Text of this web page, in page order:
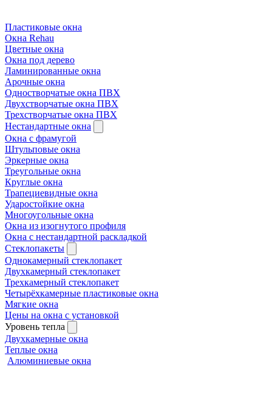
Пластиковые окна
Окна Rehau
Цветные окна
Окна под дерево
Ламинированные окна
Арочные окна
Одностворчатые окна ПВХ
Двухстворчатые окна ПВХ
Трехстворчатые окна ПВХ
Нестандартные окна
Окна с фрамугой
Штульповые окна
Эркерные окна
Треугольные окна
Круглые окна
Трапециевидные окна
Ударостойкие окна
Многоугольные окна
Окна из изогнутого профиля
Окна с нестандартной раскладкой
Стеклопакеты
Однокамерный стеклопакет
Двухкамерный стеклопакет
Трехкамерный стеклопакет
Четырёхкамерные пластиковые окна
Мягкие окна
Цены на окна с установкой
Уровень тепла
Двухкамерные окна
Теплые окна
Алюминиевые окна